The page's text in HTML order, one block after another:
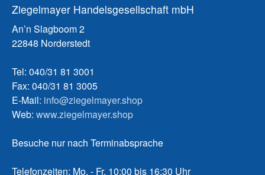
Ziegelmayer Handelsgesellschaft mbH
An’n Slagboom 2
22848 Norderstedt
Tel: 040/31 81 3001
Fax: 040/31 81 3005
E-Mail: info@ziegelmayer.shop
Web: www.ziegelmayer.shop
Besuche nur nach Terminabsprache
Telefonzeiten: Mo. - Fr. 10:00 bis 16:30 Uhr